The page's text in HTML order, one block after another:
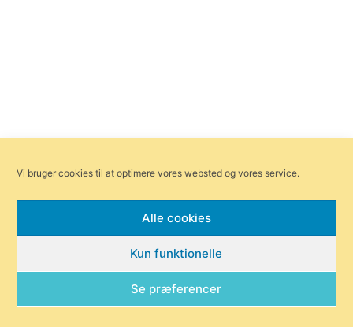
Vi bruger cookies til at optimere vores websted og vores service.
Alle cookies
Kun funktionelle
Se præferencer